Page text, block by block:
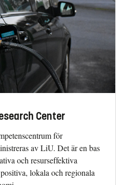
Center
för
av LiU. Det är en bas
och resurseffektiva
lokala och regionala